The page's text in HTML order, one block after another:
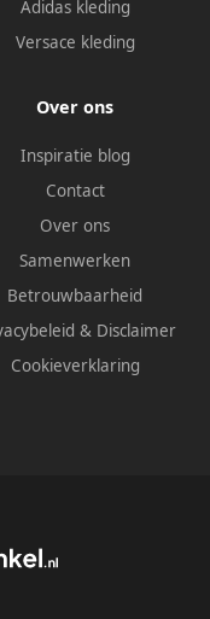
Adidas kleding
Versace kleding
Over ons
Inspiratie blog
Contact
Over ons
Samenwerken
Betrouwbaarheid
& Disclaimer
Cookieverklaring